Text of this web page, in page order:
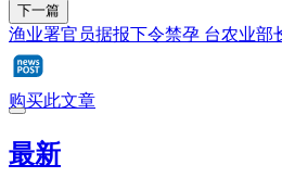
下一篇
渔业署官员据报下令禁孕 台农业部
购买此文章
最新